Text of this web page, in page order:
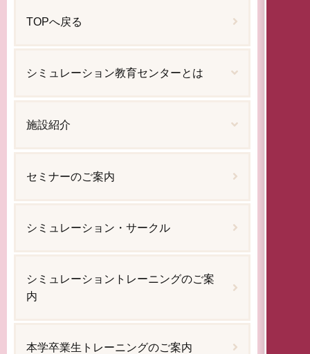
TOPへ戻る
シミュレーション教育センターとは
施設紹介
セミナーのご案内
シミュレーション・サークル
シミュレーショントレーニングのご案
内
本学卒業生トレーニングのご案内